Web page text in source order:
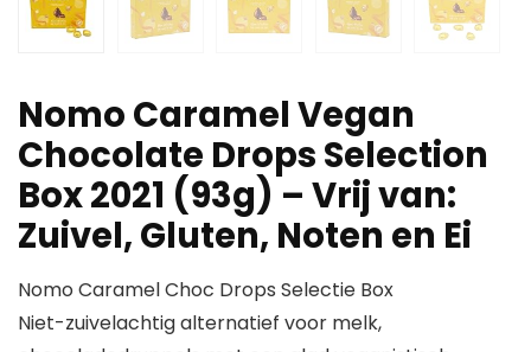
Nomo Caramel Vegan
Chocolate Drops Selection
Box 2021 (93g) – Vrij van:
Zuivel, Gluten, Noten en Ei
Nomo Caramel Choc Drops Selectie Box
Niet-zuivelachtig alternatief voor melk,